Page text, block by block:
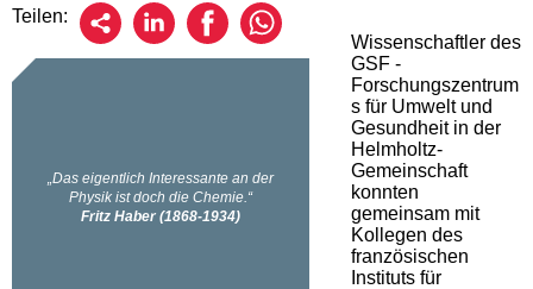
Teilen:
Wissenschaftler des
GSF -
Forschungszentrum
s für Umwelt und
Gesundheit in der
Helmholtz-
Gemeinschaft
konnten
gemeinsam mit
Kollegen des
französischen
Instituts für